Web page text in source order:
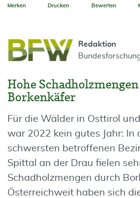
Merken Drucken Bewerten
Redaktion
Hohe
Borkenkäfer
Für die Wälder in Osttirol
war 2022 kein gutes Jahr: In
schwersten betroffenen
Spittal an der Drau fielen
Schadholzmengen durch
Österreichweit haben sich